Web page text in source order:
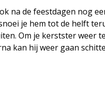
na de feestdagen nog
je hem tot de helft
Om je kerstster weer
kan hij weer gaan